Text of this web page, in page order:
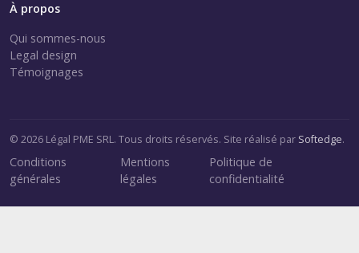
À propos
Qui sommes-nous
Legal design
Témoignages
© 2026 Légal PME SRL. Tous droits réservés. Site réalisé par Softedge.
Conditions
générales
Mentions
légales
Politique de
confidentialité